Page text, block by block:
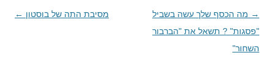
ניווט
בפוסטים
→ מה הכסף שלך עשה בשביל
"פסגות" ? תשאל את "הברבור
השחור"
מסיבת התה של בוסטון ←